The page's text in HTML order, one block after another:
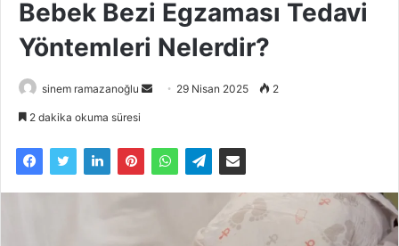
Bebek Bezi Egzaması Tedavi
Yöntemleri Nelerdir?
sinem ramazanoğlu
Bir
göndermek
29 Nisan 2025 2
2 dakika okuma süresi